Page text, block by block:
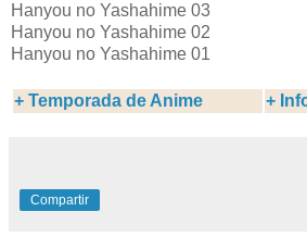
Hanyou no Yashahime 03
Hanyou no Yashahime 02
Hanyou no Yashahime 01
+ Temporada de Anime +
Compartir